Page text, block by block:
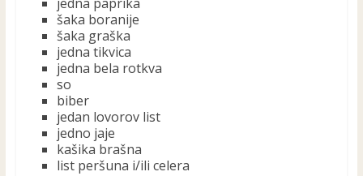
šaka boranije
šaka graška
jedna tikvica
jedna bela rotkva
so
biber
jedan lovorov list
jedno jaje
kašika brašna
list peršuna i/ili celera